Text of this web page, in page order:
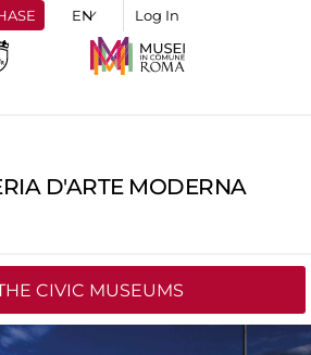
Log In
D'ARTE MODERNA
CIVIC MUSEUMS